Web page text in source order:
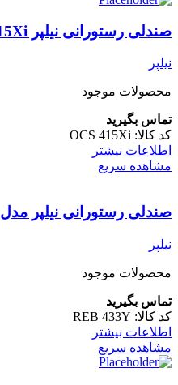
صندلی رستورانی نیلپر Nilper OCS 415Xi
نیلپر
محصولات موجود
تماس بگیرید
کد کالا: OCS 415Xi
اطلاعات بیشتر
مشاهده سریع
صندلی رستورانی نیلپر مدل Nilper REB 433Y
نیلپر
محصولات موجود
تماس بگیرید
کد کالا: REB 433Y
اطلاعات بیشتر
مشاهده سریع